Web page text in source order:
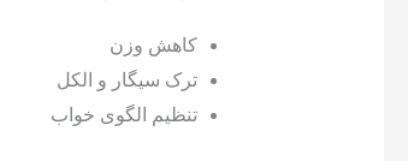
کاهش وزن
ترک سیگار و الکل
تنظیم الگوی خواب